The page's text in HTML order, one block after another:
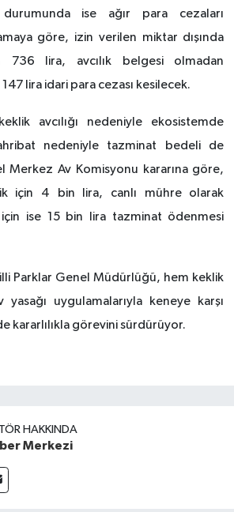
durumunda ise ağır para cezaları
göre, izin verilen miktar dışında
736 lira, avcılık belgesi olmadan
lira idari para cezası kesilecek.
avcılığı nedeniyle ekosistemde
nedeniyle tazminat bedeli de
Merkez Av Komisyonu kararına göre,
için 4 bin lira, canlı mühre olarak
için ise 15 bin lira tazminat ödenmesi
Parklar Genel Müdürlüğü, hem keklik
uygulamalarıyla keneye karşı
kararlılıkla görevini sürdürüyor.
HAKKINDA
Merkezi